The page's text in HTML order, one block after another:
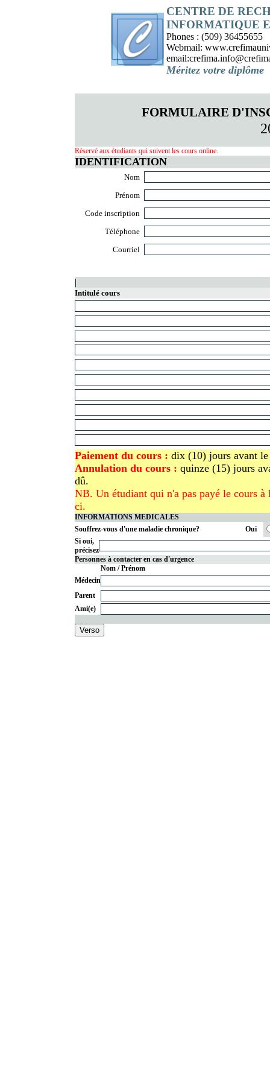
CENTRE DE
INFORMATIQUE
Phones : (509) 36455655
Webmail:
Méritez votre diplôme
FORMULAIRE
Réservé aux étudiants qui suivent les cours online.
IDENTIFICATION
Nom
Prénom
Code inscription
Téléphone
Courriel
|
Intitulé cours
Paiement du cours : dix (10) jours avant
Annulation du cours: quinze (15) jours
dû.
NB. Un étudiant qui n'a pas payé le cours
ci.
INFORMATIONS MEDICALES
Souffrez-vous d'une maladie chronique?
Oui
Si oui,
précisez
Personnes à contacter en cas d'urgence
Nom / Prénom
Médecin
Parent
Ami(e)